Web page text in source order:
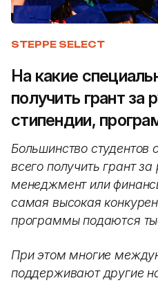
STEPPE SELECT
На какие
получить грант за
стипендии,
Большинство студентов
всего получить грант
менеджмент или
самая высокая
программы подаются
При этом многие
поддерживают другие